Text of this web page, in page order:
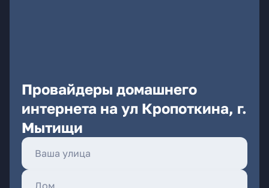
Провайдеры домашнего
интернета на ул Кропоткина, г.
Мытищи